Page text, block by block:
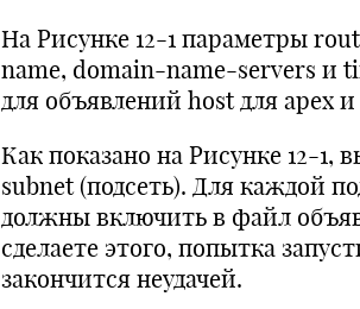
На Рисунке 12-1 параметры
name, domain-name-servers и
для объявлений host для apex
Как показано на Рисунке 12-1,
subnet (подсеть). Для каждой
должны включить в файл
сделаете этого, попытка
закончится неудачей.